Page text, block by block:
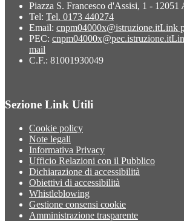
Piazza S. Francesco d'Assisi, 1 -
Tel: Tel. 0173 440274
Email: cnpm04000x@istruzione.itLink
PEC: cnpm04000x@pec.istruzione.it
mail
C.F.: 81001930049
Sezione Link Utili
Cookie policy
Note legali
Informativa Privacy
Ufficio Relazioni con il Pubblico
Dichiarazione di accessibilità
Obiettivi di accessibilità
Whistleblowing
Gestione consensi cookie
Amministrazione trasparente